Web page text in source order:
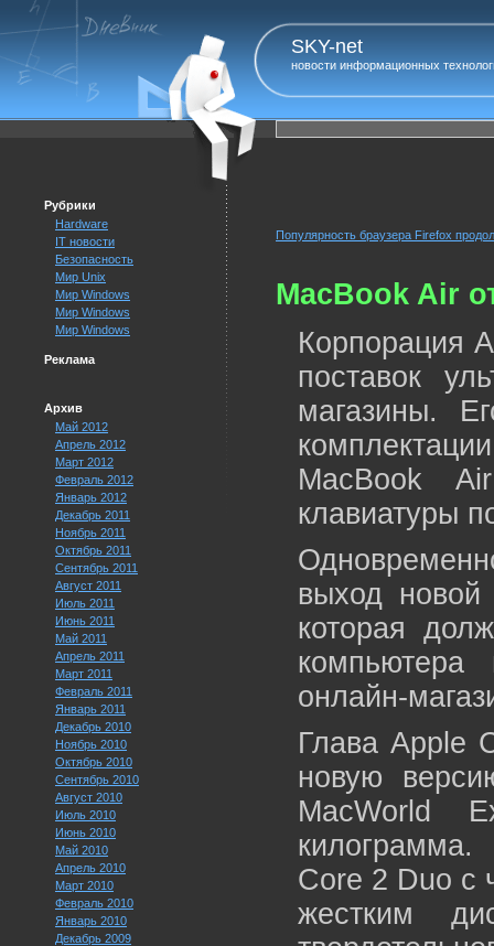
SKY-net
новости информационных
Рубрики
Hardware
IT новости
Безопасность
Мир Unix
Мир Windows
Мир Windows
Мир Windows
Реклама
Архив
Май 2012
Апрель 2012
Март 2012
Февраль 2012
Январь 2012
Декабрь 2011
Ноябрь 2011
Октябрь 2011
Сентябрь 2011
Август 2011
Июль 2011
Июнь 2011
Май 2011
Апрель 2011
Март 2011
Февраль 2011
Январь 2011
Декабрь 2010
Ноябрь 2010
Октябрь 2010
Сентябрь 2010
Август 2010
Июль 2010
Июнь 2010
Май 2010
Апрель 2010
Март 2010
Февраль 2010
Январь 2010
Декабрь 2009
Популярность браузера Firefox
MacBook Air
Корпорация
поставок
магазины.
MacBook
клавиатуры
выход
которая
онлайн-
Глава Apple
новую
MacWorld
Core 2 Duo с
жестким